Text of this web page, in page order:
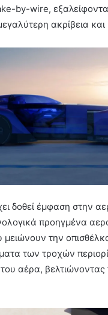
by-wire,
ακρίβεια
δοθεί έμφαση στην
προηγμένα
μειώνουν την
των τροχών
αέρα, βελτιώνοντας